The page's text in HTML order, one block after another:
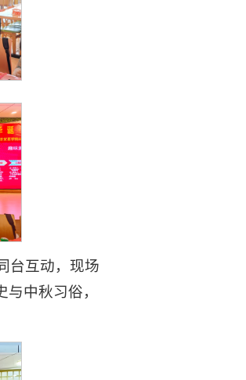
台互动，现场
中秋习俗，